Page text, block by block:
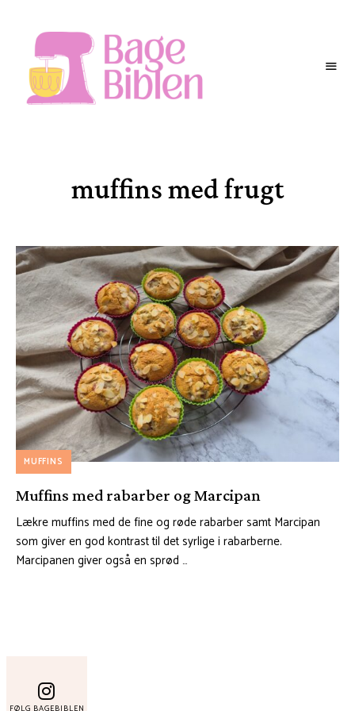
muffins med frugt
MUFFINS
Muffins med rabarber og Marcipan
Lækre muffins med de fine og røde rabarber samt Marcipan
som giver en god kontrast til det syrlige i rabarberne.
Marcipanen giver også en sprød …